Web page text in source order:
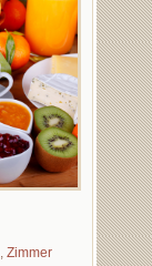
, Zimmer